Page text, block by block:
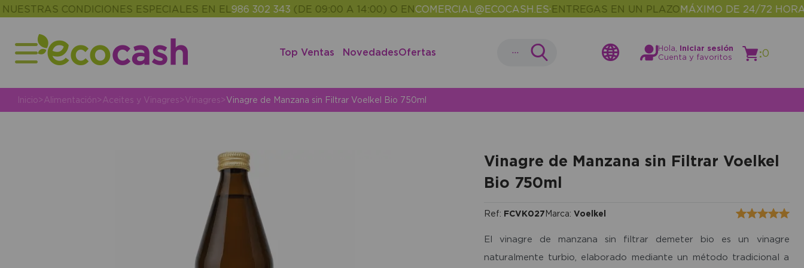
CONDICIONES ESPECIALES EN EL986 302 343 (DE 09:00 A 14:00) O EN COMERCIAL@ECOCASH.ES•ENTREGAS EN UN PLAZOMÁXIMO DE 24/72 HORAS•
Top Ventas NovedadesOfertas ... Hola,
Iniciar sesión
Cuenta y favoritos
:0
Inicio> Alimentación> Aceites y Vinagres> Vinagres>Vinagre de Manzana sin Filtrar Voelkel Bio 750ml
Vinagre de Manzana sin Filtrar Voelkel
Bio 750ml
Ref: FCVK027 Marca: Voelkel
El vinagre de manzana sin filtrar demeter bio es un vinagre
naturalmente turbio, elaborado mediante un método tradicional a